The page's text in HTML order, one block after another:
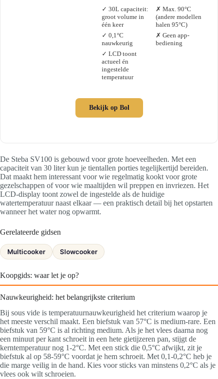
✓ 30L capaciteit:
groot volume in
één keer
✓ 0,1°C
nauwkeurig
✓ LCD toont
actueel én
ingestelde
temperatuur
✗ Max. 90°C
(andere modellen
halen 95°C)
✗ Geen app-
bediening
Bekijk op Bol
De Steba SV100 is gebouwd voor grote hoeveelheden. Met een
capaciteit van 30 liter kun je tientallen porties tegelijkertijd bereiden.
Dat maakt hem interessant voor wie regelmatig kookt voor grote
gezelschappen of voor wie maaltijden wil preppen en invriezen. Het
LCD-display toont zowel de ingestelde als de huidige
watertemperatuur naast elkaar — een praktisch detail bij het opstarten
wanneer het water nog opwarmt.
Gerelateerde gidsen
Multicooker Slowcooker
Koopgids: waar let je op?
Nauwkeurigheid: het belangrijkste criterium
Bij sous vide is temperatuurnauwkeurigheid het criterium waarop je
het meeste verschil maakt. Een biefstuk van 57°C is medium-rare. Een
biefstuk van 59°C is al richting medium. Als je het vlees daarna nog
een minuut per kant schroeit in een hete gietijzeren pan, stijgt de
kerntemperatuur nog 1-2°C. Met een stick die 0,5°C afwijkt, zit je
biefstuk al op 58-59°C voordat je hem schroeit. Met 0,1-0,2°C heb je
die marge veilig in de hand. Kies voor sticks van minstens 0,2°C als je
vlees ook wilt schroeien.